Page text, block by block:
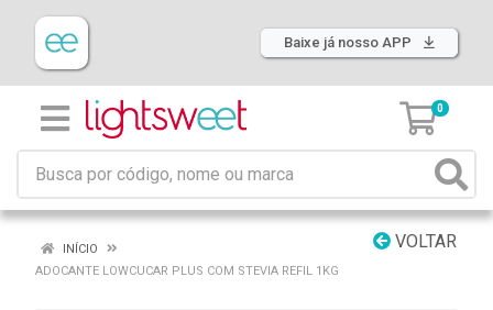
Baixe já nosso APP
0
VOLTAR
INÍCIO
ADOCANTE LOWCUCAR PLUS COM STEVIA REFIL 1KG